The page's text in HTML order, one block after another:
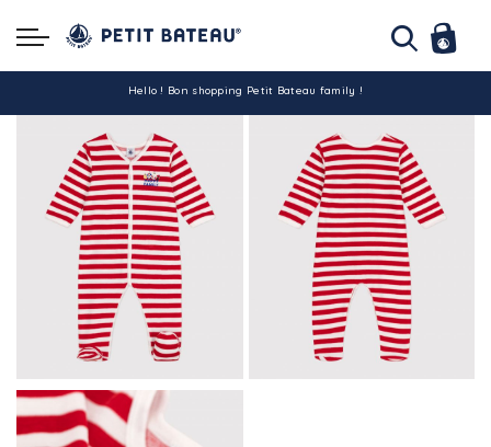
Hello ! Bon shopping Petit Bateau family !
La livraison est assurée partout en Tunisie !
-10% pour tout paiement par carte bancaire (hors promo)